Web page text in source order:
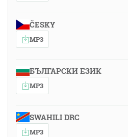
ČESKY
MP3
БЪЛГАРСКИ ЕЗИК
MP3
SWAHILI DRC
MP3